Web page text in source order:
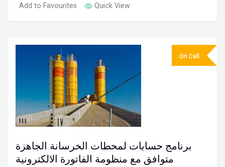
Add to Favourites Quick View
برنامج حسابات لمحطات الخرسانة الجاهزة
متوافق مع منظومة الفاتورة الالكترونية
On Call